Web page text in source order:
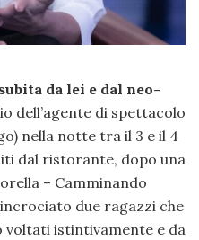
da lei e dal neo-
dell’agente di spettacolo
nella notte tra il 3 e il 4
dal ristorante, dopo una
– Camminando
due ragazzi che
voltati istintivamente e da